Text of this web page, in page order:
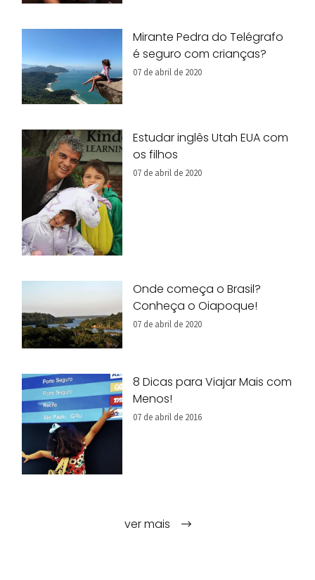
Mirante Pedra do Telégrafo
é seguro com crianças?
07 de abril de 2020
Estudar inglês Utah EUA com
os filhos
07 de abril de 2020
Onde começa o Brasil?
Conheça o Oiapoque!
07 de abril de 2020
8 Dicas para Viajar Mais com
Menos!
07 de abril de 2016
ver mais